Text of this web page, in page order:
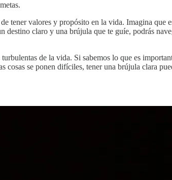
tener valores y propósito en la vida. Imagina que
claro y una brújula que te guíe, podrás
de la vida. Si sabemos lo que es
se ponen difíciles, tener una brújula clara